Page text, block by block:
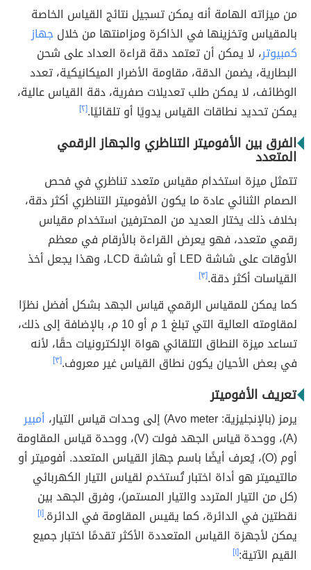
من ميزاته الهامة أنه يمكن تسجيل نتائج القياس الخاصة
بالمقياس وتخزينها في الذاكرة ومزامنتها من خلالجهاز
كمبيوتر، لا يمكن أن تعتمد دقة قراءة العداد على شحن
البطارية، يضمن الدقة، مقاومة الأضرار الميكانيكية، تعدد
الوظائف، لا يمكن طلب تعديلات صفرية، دقة القياس عالية،
يمكن تحديد نطاقات القياس يدويًا أو تلقائيًا.[٢]
الفرق بين الأفوميتر التناظري والجهاز الرقمي
المتعدد
تتمثل ميزة استخدام مقياس متعدد تناظري في فحص
الصمام الثنائي عادة ما يكون الأفوميتر التناظري أكثر دقة،
بخلاف ذلك يختار العديد من المحترفين استخدام مقياس
رقمي متعدد، فهو يعرض القراءة بالأرقام في معظم
الأوقات على شاشة LED أو شاشة LCD، وهذا يجعل أخذ
القياسات أكثر دقة.[٣]
كما يمكن للمقياس الرقمي قياس الجهد بشكل أفضل نظرًا
لمقاومته العالية التي تبلغ 1 م أو 10 م، بالإضافة إلى ذلك،
تساعد ميزة النطاق التلقائي هواة الإلكترونيات حقًا، لأنه
في بعض الأحيان يكون نطاق القياس غير معروف.[٣]
تعريف الأفوميتر
يرمز (بالإنجليزية: Avo meter) إلى وحدات قياس التيار،
أمبير
(A)، ووحدة قياس الجهد فولت (V)، ووحدة قياس المقاومة
أوم (O)، يُعرف أيضًا باسم جهاز القياس المتعدد. أفوميتر أو
مالتيميتر هو أداة اختبار تُستخدم لقياس التيار الكهربائي
(كل من التيار المتردد والتيار المستمر)، وفرق الجهد بين
نقطتين في الدائرة، كما يقيس المقاومة في الدائرة.[١]
يمكن لأجهزة القياس المتعددة الأكثر تقدمًا اختبار جميع
القيم الآتية:[١]